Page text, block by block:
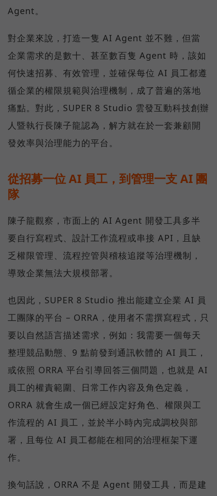
Agent。
對企業來說，打造一隻 AI Agent 並不難，但當
企業需求的是數十、甚至數百隻 Agent 時，該如
何快速招募、有效管理，並確保每位 AI 員工都遵
循企業的權限規範與治理機制，成了普遍的落地
痛點。對此，SUPER 8 Studio 雲發互動科技創辦
人暨執行長陳子龍認為，解方就在於一套兼顧開
發效率與治理能力的平台。
從招募一位 AI 員工，到管理一支 AI 團
隊
陳子龍觀察，市面上的 AI Agent 開發工具多半
要自行寫程式、設計工作流程或串接 API，且缺
乏權限管理、流程控管與稽核追蹤等治理機制，
導致企業無法大規模部署。
也因此，SUPER 8 Studio 推出能建立企業 AI 員
工團隊的平台 – ORRA，使用者不需撰寫程式，只
要以自然語言描述需求，例如：我需要一個每天
整理競品動態、9 點前發到通訊軟體的 AI 員工，
或依照 ORRA 平台引導回答三個問題，也就是 AI
員工的權責範圍、日常工作內容及角色定義，
ORRA 就會生成一個已經設定好角色、權限與工
作流程的 AI 員工，並於半小時內完成調校與部
署，且每位 AI 員工都能在相同的治理框架下運
作。
換句話說，ORRA 不是 Agent 開發工具，而是建